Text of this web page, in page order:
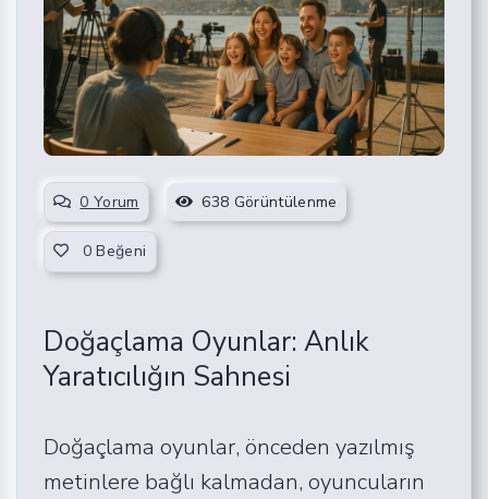
0 Yorum 638 Görüntülenme
0 Beğeni
Doğaçlama Oyunlar: Anlık
Yaratıcılığın Sahnesi
Doğaçlama oyunlar, önceden yazılmış
metinlere bağlı kalmadan, oyuncuların